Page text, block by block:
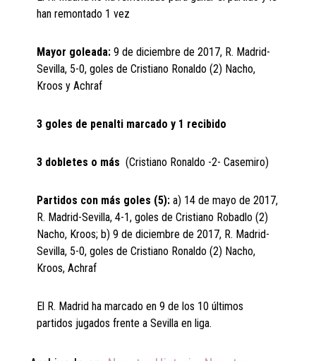
han remontado 1 vez
Mayor goleada:9 de diciembre de 2017, R. Madrid-
Sevilla, 5-0, goles de Cristiano Ronaldo (2) Nacho,
Kroos y Achraf
3 goles de penalti marcado y 1 recibido
3 dobletes o más (Cristiano Ronaldo -2- Casemiro)
Partidos con más goles (5): a) 14 de mayo de 2017,
R. Madrid-Sevilla, 4-1, goles de Cristiano Robadlo (2)
Nacho, Kroos; b) 9 de diciembre de 2017, R. Madrid-
Sevilla, 5-0, goles de Cristiano Ronaldo (2) Nacho,
Kroos, Achraf
El R. Madrid ha marcado en 9 de los 10 últimos
partidos jugados frente a Sevilla en liga.